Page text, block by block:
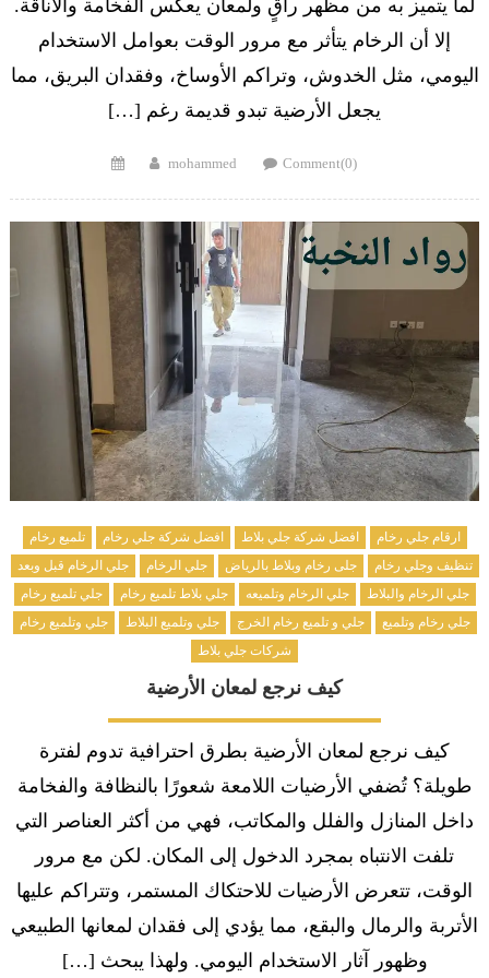
لما يتميز به من مظهر راقٍ ولمعان يعكس الفخامة والأناقة.
إلا أن الرخام يتأثر مع مرور الوقت بعوامل الاستخدام
اليومي، مثل الخدوش، وتراكم الأوساخ، وفقدان البريق، مما
يجعل الأرضية تبدو قديمة رغم […]
Posted Author
mohammed Comment(0)
ارقام جلي رخام افضل شركة جلي بلاط افضل شركة جلي رخام
تلميع رخام
تنظيف وجلي رخام
جلى رخام وبلاط بالرياض جلي الرخام
جلي الرخام قبل وبعد
جلي الرخام والبلاط
جلي الرخام وتلميعه جلي بلاط تلميع رخام
جلي تلميع رخام
جلي رخام وتلميع
جلي و تلميع رخام الخرج جلي وتلميع البلاط
جلي وتلميع رخام
شركات جلي بلاط
كيف نرجع لمعان الأرضية
كيف نرجع لمعان الأرضية بطرق احترافية تدوم لفترة
طويلة؟ تُضفي الأرضيات اللامعة شعورًا بالنظافة والفخامة
داخل المنازل والفلل والمكاتب، فهي من أكثر العناصر التي
تلفت الانتباه بمجرد الدخول إلى المكان. لكن مع مرور
الوقت، تتعرض الأرضيات للاحتكاك المستمر، وتتراكم عليها
الأتربة والرمال والبقع، مما يؤدي إلى فقدان لمعانها الطبيعي
وظهور آثار الاستخدام اليومي. ولهذا يبحث […]